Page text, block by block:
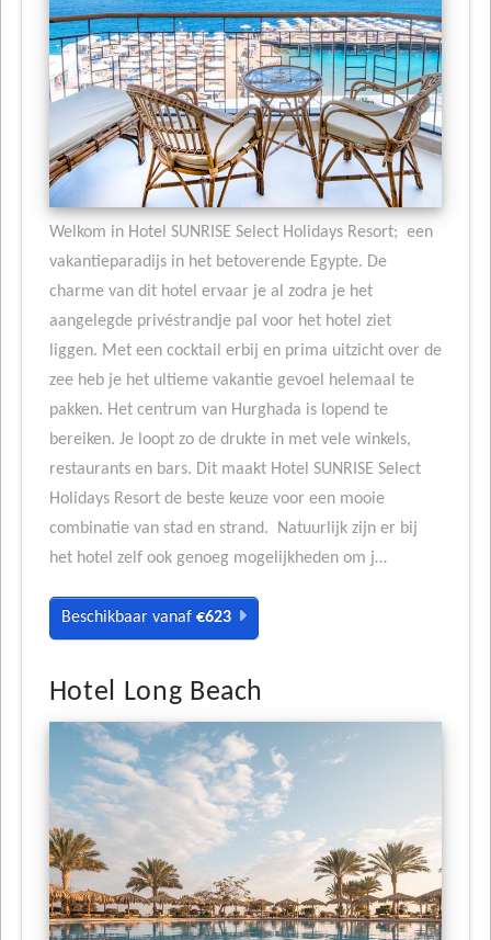
Welkom in Hotel SUNRISE Select Holidays Resort; een
vakantieparadijs in het betoverende Egypte. De
charme van dit hotel ervaar je al zodra je het
aangelegde privéstrandje pal voor het hotel ziet
liggen. Met een cocktail erbij en prima uitzicht over de
zee heb je het ultieme vakantie gevoel helemaal te
pakken. Het centrum van Hurghada is lopend te
bereiken. Je loopt zo de drukte in met vele winkels,
restaurants en bars. Dit maakt Hotel SUNRISE Select
Holidays Resort de beste keuze voor een mooie
combinatie van stad en strand. Natuurlijk zijn er bij
het hotel zelf ook genoeg mogelijkheden om j…
Beschikbaar vanaf €623
Hotel Long Beach